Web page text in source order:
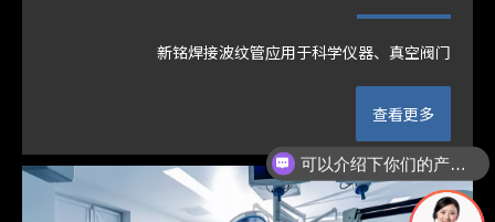
新铭焊接波纹管应用于科学仪器、真空阀门
查看更多
可以介绍下你们的产品么